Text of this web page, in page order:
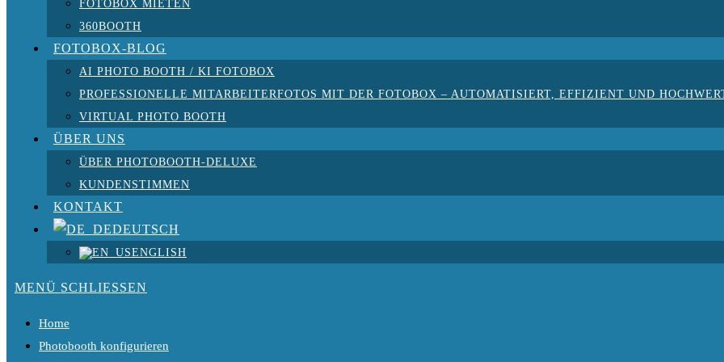
FOTOBOX MIETEN
360BOOTH
FOTOBOX-BLOG
AI PHOTO BOOTH / KI FOTOBOX
PROFESSIONELLE MITARBEITERFOTOS MIT DER FOTOBOX – AUTOMATISIERT, EFFIZIENT UND
VIRTUAL PHOTO BOOTH
ÜBER UNS
ÜBER PHOTOBOOTH-DELUXE
KUNDENSTIMMEN
KONTAKT
DEUTSCH
ENGLISH
MENÜ SCHLIESSEN
Home
Photobooth konfigurieren